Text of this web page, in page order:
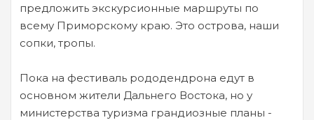
предложить экскурсионные маршруты по
всему Приморскому краю. Это острова, наши
сопки, тропы.
Пока на фестиваль рододендрона едут в
основном жители Дальнего Востока, но у
министерства туризма грандиозные планы -